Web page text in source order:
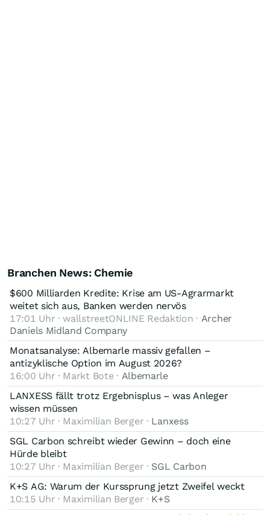
Branchen News: Chemie
$600 Milliarden Kredite: Krise am US-Agrarmarkt
weitet sich aus, Banken werden nervös
17:01 Uhr · wallstreetONLINE Redaktion · Archer
Daniels Midland Company
Monatsanalyse: Albemarle massiv gefallen –
antizyklische Option im August 2026?
16:00 Uhr · Markt Bote · Albemarle
LANXESS fällt trotz Ergebnisplus – was Anleger
wissen müssen
10:27 Uhr · Maximilian Berger · Lanxess
SGL Carbon schreibt wieder Gewinn – doch eine
Hürde bleibt
10:27 Uhr · Maximilian Berger · SGL Carbon
K+S AG: Warum der Kurssprung jetzt Zweifel weckt
10:15 Uhr · Maximilian Berger · K+S